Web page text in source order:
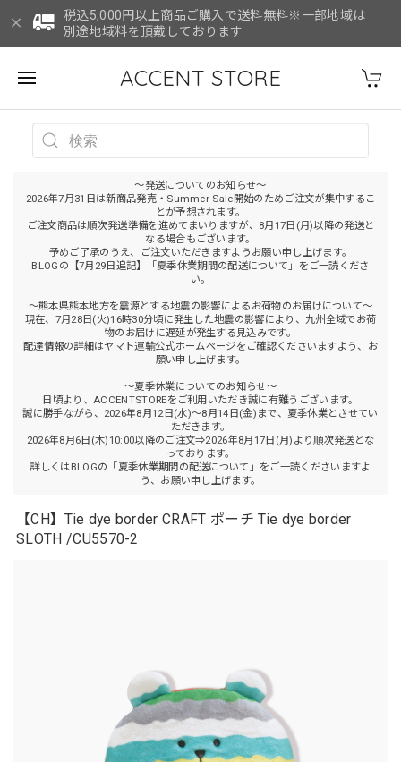
税込5,000円以上商品ご購入で送料無料※一部地域は
別途地域料を頂戴しております
ACCENT STORE
～発送についてのお知らせ～
2026年7月31日は新商品発売・Summer Sale開始のためご注文が集中するこ
とが予想されます。
ご注文商品は順次発送準備を進めてまいりますが、8月17日(月)以降の発送と
なる場合もございます。
予めご了承のうえ、ご注文いただきますようお願い申し上げます。
BLOGの【7月29日追記】「夏季休業期間の配送について」をご一読くださ
い。
～熊本県熊本地方を震源とする地震の影響によるお荷物のお届けについて～
現在、7月28日(火)16時30分頃に発生した地震の影響により、九州全域でお荷
物のお届けに遅延が発生する見込みです。
配達情報の詳細はヤマト運輸公式ホームページをご確認くださいますよう、お
願い申し上げます。
～夏季休業についてのお知らせ～
日頃より、ACCENTSTOREをご利用いただき誠に有難うございます。
誠に勝手ながら、2026年8月12日(水)～8月14日(金)まで、夏季休業とさせてい
ただきます。
2026年8月6日(木)10:00以降のご注文⇒2026年8月17日(月)より順次発送とな
っております。
詳しくはBLOGの「夏季休業期間の配送について」をご一読くださいますよ
う、お願い申し上げます。
【CH】Tie dye border CRAFT ポーチ Tie dye border
SLOTH /CU5570-2